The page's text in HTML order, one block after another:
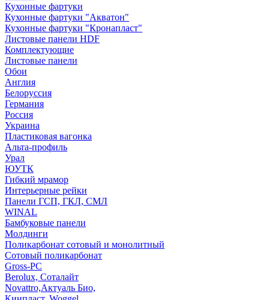
Кухонные фартуки
Кухонные фартуки "Акватон"
Кухонные фартуки "Кронапласт"
Листовые панели HDF
Комплектующие
Листовые панели
Обои
Англия
Белоруссия
Германия
Россия
Украина
Пластиковая вагонка
Альта-профиль
Урал
ЮУТК
Гибкий мрамор
Интерьерные рейки
Панели ГСП, ГКЛ, СМЛ
WINAL
Бамбуковые панели
Молдинги
Поликарбонат сотовый и монолитный
Сотовый поликарбонат
Gross-PC
Berolux, Соталайт
Novattro,Актуаль Био,